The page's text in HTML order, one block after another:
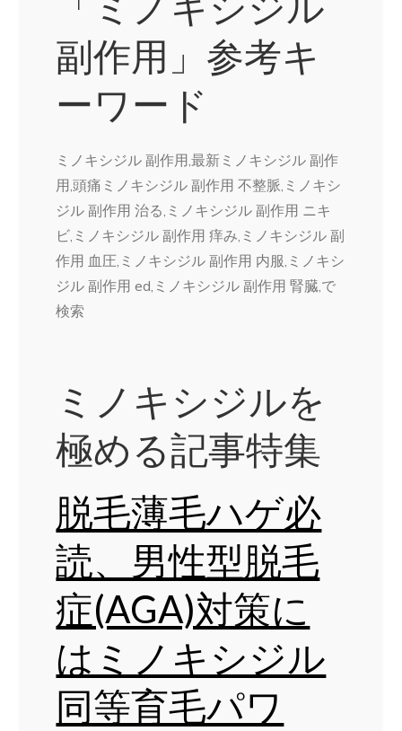
副作用」参考キ
ーワード
ミノキシジル 副作用,最新ミノキシジル 副作
用,頭痛ミノキシジル 副作用 不整脈,ミノキシ
ジル 副作用 治る,ミノキシジル 副作用 ニキ
ビ,ミノキシジル 副作用 痒み,ミノキシジル 副
作用 血圧,ミノキシジル 副作用 内服,ミノキシ
ジル 副作用 ed,ミノキシジル 副作用 腎臓,で
検索
ミノキシジルを
極める記事特集
脱毛薄毛ハゲ必
読、男性型脱毛
症(AGA)対策に
はミノキシジル
同等育毛パワ